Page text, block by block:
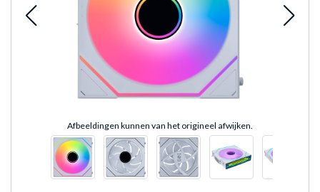
Afbeeldingen kunnen van het origineel afwijken.